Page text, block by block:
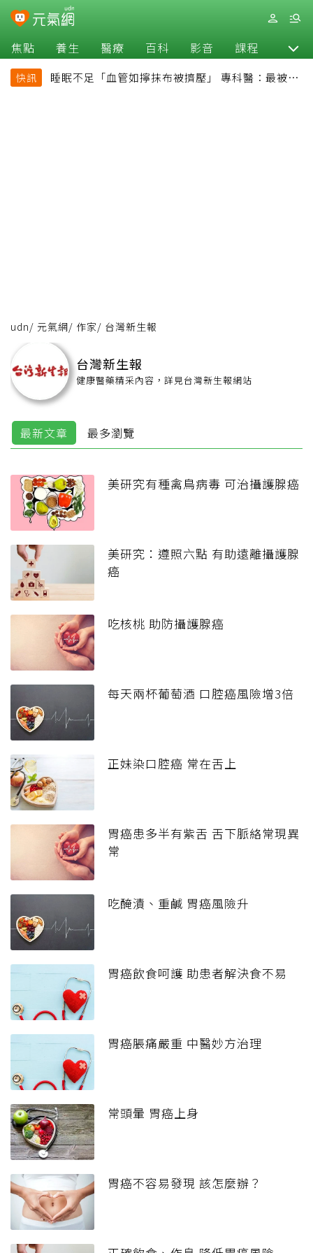
焦點 養生 醫療 百科 影音 課程 退休
快訊
睡眠不足「血管如擰抹布被擠壓」 專科醫：最被忽
udn/ 元氣網/ 作家/ 台灣新生報
台灣新生報
健康醫藥精采內容，詳見台灣新生報網站
最新文章 最多瀏覽
美研究有種禽鳥病毒 可治攝護腺癌
美研究：遵照六點 有助遠離攝護腺
癌
吃核桃 助防攝護腺癌
每天兩杯葡萄酒 口腔癌風險增3倍
正妹染口腔癌 常在舌上
胃癌患多半有紫舌 舌下脈絡常現異
常
吃醃漬、重鹹 胃癌風險升
胃癌飲食呵護 助患者解決食不易
胃癌脹痛嚴重 中醫妙方治理
常頭暈 胃癌上身
胃癌不容易發現 該怎麼辦？